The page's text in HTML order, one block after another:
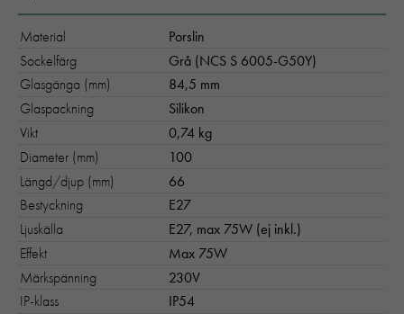
Material
Porslin
Sockelfärg
Grå (NCS S 6005-G50Y)
Glasgänga (mm)
84,5 mm
Glaspackning
Silikon
Vikt
0,74 kg
Diameter (mm)
100
Längd/djup (mm)
66
Bestyckning
E27
Ljuskälla
E27, max 75W (ej inkl.)
Effekt
Max 75W
Märkspänning
230V
IP-klass
IP54